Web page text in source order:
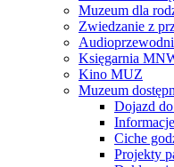
Muzeum dla
Zwiedzanie z
Księgarnia
Kino MUZ
Muzeum
Dojazd
Ciche
Projekty